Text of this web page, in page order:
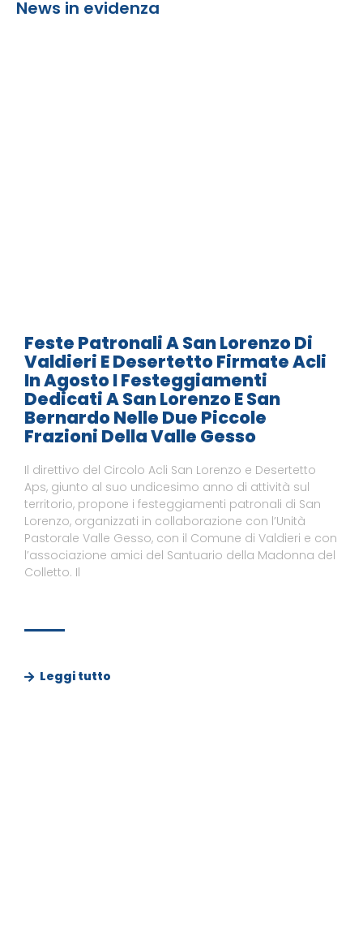
News in evidenza
Feste Patronali A San Lorenzo Di
Valdieri E Desertetto Firmate Acli
In Agosto I Festeggiamenti
Dedicati A San Lorenzo E San
Bernardo Nelle Due Piccole
Frazioni Della Valle Gesso
Il direttivo del Circolo Acli San Lorenzo e Desertetto
Aps, giunto al suo undicesimo anno di attività sul
territorio, propone i festeggiamenti patronali di San
Lorenzo, organizzati in collaborazione con l’Unità
Pastorale Valle Gesso, con il Comune di Valdieri e con
l’associazione amici del Santuario della Madonna del
Colletto. Il
Leggi tutto